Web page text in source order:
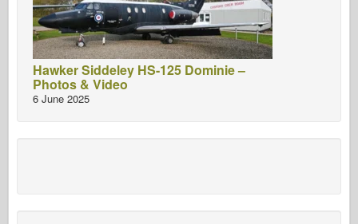
Hawker Siddeley HS-125 Dominie –
Photos & Video
6 June 2025